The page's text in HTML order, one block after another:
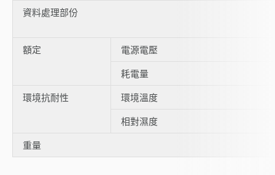
資料處理部份
額定
電源電壓
耗電量
環境抗耐性
環境溫度
相對濕度
重量